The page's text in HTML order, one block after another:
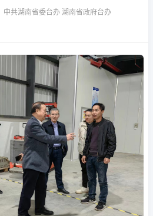
中共湖南省委台办 湖南省政府台办